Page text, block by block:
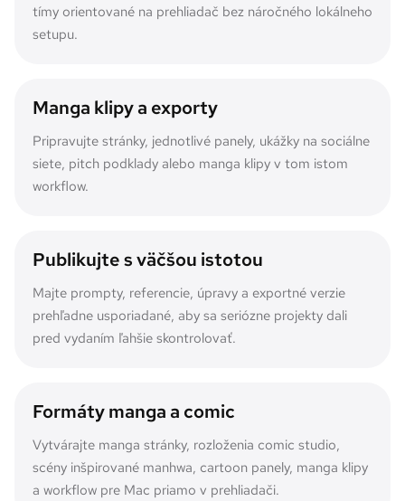
tímy orientované na prehliadač bez náročného lokálneho
setupu.
Manga klipy a exporty
Pripravujte stránky, jednotlivé panely, ukážky na sociálne
siete, pitch podklady alebo manga klipy v tom istom
workflow.
Publikujte s väčšou istotou
Majte prompty, referencie, úpravy a exportné verzie
prehľadne usporiadané, aby sa seriózne projekty dali
pred vydaním ľahšie skontrolovať.
Formáty manga a comic
Vytvárajte manga stránky, rozloženia comic studio,
scény inšpirované manhwa, cartoon panely, manga klipy
a workflow pre Mac priamo v prehliadači.